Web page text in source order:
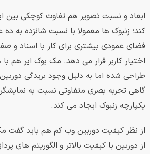
ابعاد و نسبت تصویر هم تفاوت کوچکی بین
کند؛ زنبوک ها معمولا با نسبت شانزده به
فضای عمودی بیشتری برای کار با اسناد و
اختیار کاربر قرار می دهد. مک بوک ایر هم
طراحی شده اما به دلیل وجود بریدگی دوربین
گاهی تجربه بصری متفاوتی نسبت به
یکپارچه زنبوک ایجاد می کند.
از نظر کیفیت دوربین وب کم هم باید گفت
از دوربین با کیفیت بالاتر و الگوریتم های